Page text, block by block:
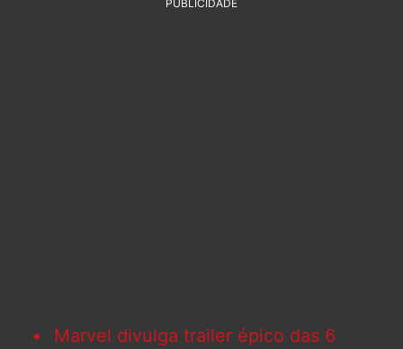
PUBLICIDADE
Marvel divulga trailer épico das 6